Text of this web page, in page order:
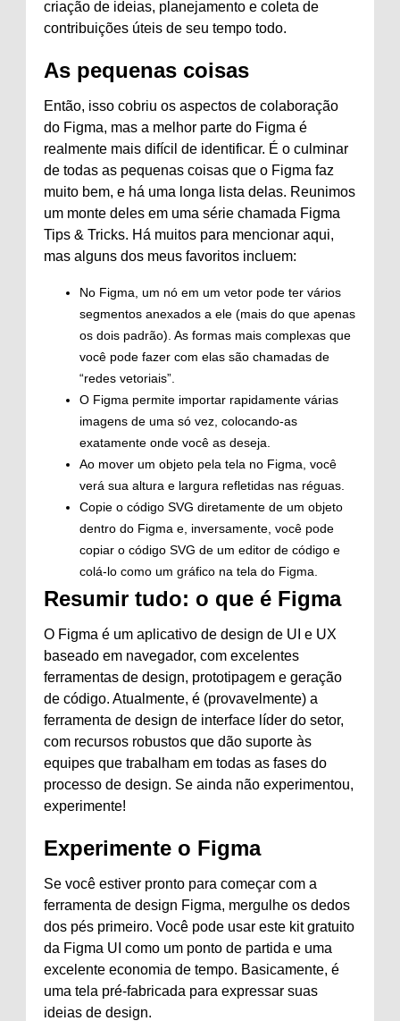
criação de ideias, planejamento e coleta de
contribuições úteis de seu tempo todo.
As pequenas coisas
Então, isso cobriu os aspectos de colaboração
do Figma, mas a melhor parte do Figma é
realmente mais difícil de identificar. É o culminar
de todas as pequenas coisas que o Figma faz
muito bem, e há uma longa lista delas. Reunimos
um monte deles em uma série chamada Figma
Tips & Tricks. Há muitos para mencionar aqui,
mas alguns dos meus favoritos incluem:
No Figma, um nó em um vetor pode ter vários
segmentos anexados a ele (mais do que apenas
os dois padrão). As formas mais complexas que
você pode fazer com elas são chamadas de
“redes vetoriais”.
O Figma permite importar rapidamente várias
imagens de uma só vez, colocando-as
exatamente onde você as deseja.
Ao mover um objeto pela tela no Figma, você
verá sua altura e largura refletidas nas réguas.
Copie o código SVG diretamente de um objeto
dentro do Figma e, inversamente, você pode
copiar o código SVG de um editor de código e
colá-lo como um gráfico na tela do Figma.
Resumir tudo: o que é Figma
O Figma é um aplicativo de design de UI e UX
baseado em navegador, com excelentes
ferramentas de design, prototipagem e geração
de código. Atualmente, é (provavelmente) a
ferramenta de design de interface líder do setor,
com recursos robustos que dão suporte às
equipes que trabalham em todas as fases do
processo de design. Se ainda não experimentou,
experimente!
Experimente o Figma
Se você estiver pronto para começar com a
ferramenta de design Figma, mergulhe os dedos
dos pés primeiro. Você pode usar este kit gratuito
da Figma UI como um ponto de partida e uma
excelente economia de tempo. Basicamente, é
uma tela pré-fabricada para expressar suas
ideias de design.